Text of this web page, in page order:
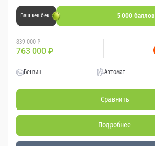
Ваш кешбек 5 000 баллов
839 000 ₽
763 000 ₽
Бензин Автомат
Сравнить
Подробнее